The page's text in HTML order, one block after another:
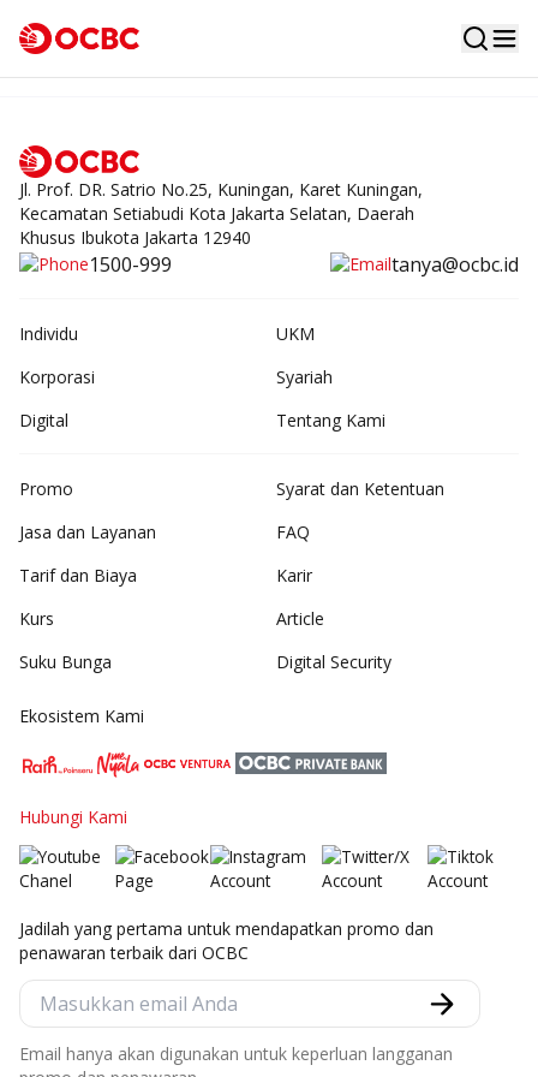
Jl. Prof. DR. Satrio No.25, Kuningan, Karet Kuningan,
Kecamatan Setiabudi Kota Jakarta Selatan, Daerah
Khusus Ibukota Jakarta 12940
1500-999 tanya@ocbc.id
Individu
UKM
Korporasi
Syariah
Digital
Tentang Kami
Promo
Jasa dan Layanan
Tarif dan Biaya
Kurs
Suku Bunga
Syarat dan Ketentuan
FAQ
Karir
Article
Digital Security
Ekosistem Kami
Hubungi Kami
Jadilah yang pertama untuk mendapatkan promo dan
penawaran terbaik dari OCBC
Email hanya akan digunakan untuk keperluan langganan